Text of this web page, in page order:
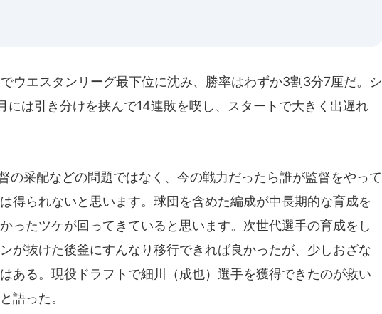
ウエスタンリーグ最下位に沈み、勝率はわずか3割3分7厘だ。シ
には引き分けを挟んで14連敗を喫し、スタートで大きく出遅れ
の采配などの問題ではなく、今の戦力だったら誰が監督をやって
得られないと思います。球団を含めた編成が中長期的な育成を
ったツケが回ってきていると思います。次世代選手の育成をし
が抜けた後釜にすんなり移行できれば良かったが、少しおざな
ある。現役ドラフトで細川（成也）選手を獲得できたのが救い
語った。